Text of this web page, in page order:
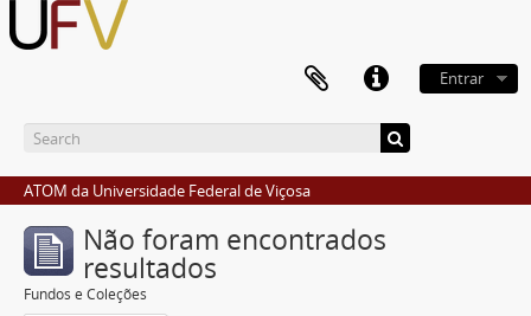
Entrar
ATOM da Universidade Federal de Viçosa
Não foram encontrados
resultados
Fundos e Coleções